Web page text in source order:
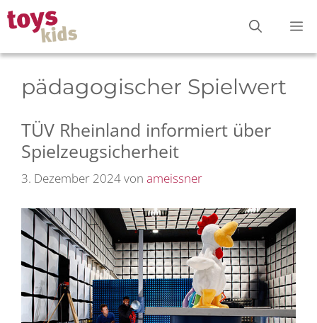
Zum
Inhalt
springen
pädagogischer Spielwert
TÜV Rheinland informiert über
Spielzeugsicherheit
3. Dezember 2024von ameissner